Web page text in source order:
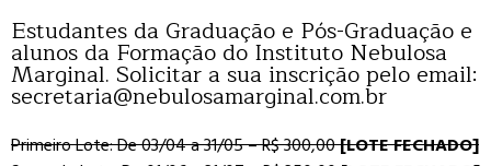
Estudantes da Graduação e Pós-Graduação e
alunos da Formação do Instituto Nebulosa
Marginal. Solicitar a sua inscrição pelo email:
secretaria@nebulosamarginal.com.br
Primeiro Lote: De 03/04 a 31/05 – R$ 300,00[LOTE FECHADO]